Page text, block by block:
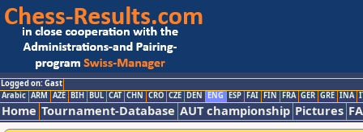
Logged on: Gast
Arabic ARM AZE BIH BUL CAT CHN CRO CZE DEN ENG ESP FAI FIN FRA GER GRE INA
Home Tournament-Database AUT championship Pictures